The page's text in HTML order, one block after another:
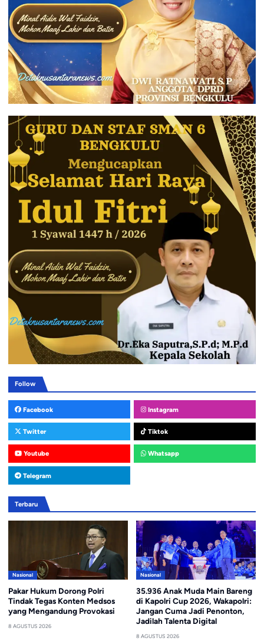
Follow
Facebook Instagram
Twitter Tiktok
Youtube Whatsapp
Telegram
Terbaru
Nasional
Pakar Hukum Dorong Polri
Tindak Tegas Konten Medsos
yang Mengandung Provokasi
8 AGUSTUS 2026
Nasional
35.936 Anak Muda Main Bareng
di Kapolri Cup 2026, Wakapolri:
Jangan Cuma Jadi Penonton,
Jadilah Talenta Digital
8 AGUSTUS 2026